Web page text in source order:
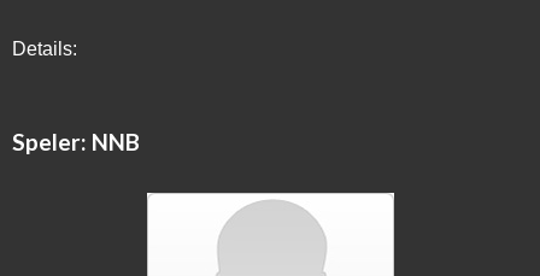
Details:
Speler: NNB